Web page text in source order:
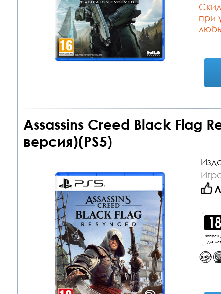
при
Assassins Creed Black Flag
версия)(PS5)
для